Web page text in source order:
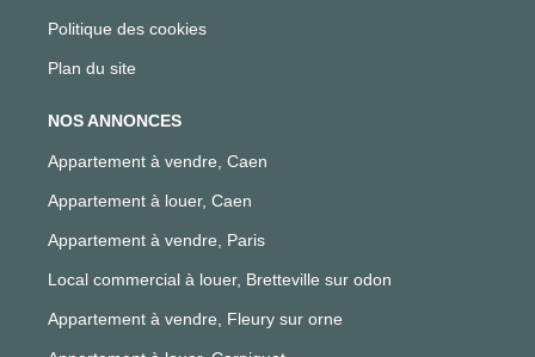
Politique des cookies
Plan du site
NOS ANNONCES
Appartement à vendre, Caen
Appartement à louer, Caen
Appartement à vendre, Paris
Local commercial à louer, Bretteville sur odon
Appartement à vendre, Fleury sur orne